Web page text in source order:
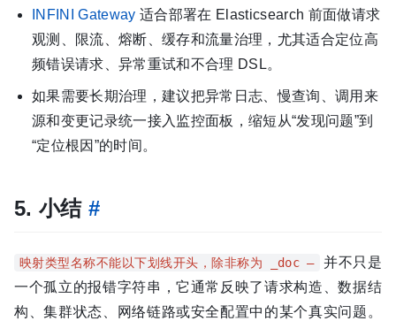
INFINI Gateway 适合部署在 Elasticsearch 前面做请求
观测、限流、熔断、缓存和流量治理，尤其适合定位高
频错误请求、异常重试和不合理 DSL。
如果需要长期治理，建议把异常日志、慢查询、调用来
源和变更记录统一接入监控面板，缩短从“发现问题”到
“定位根因”的时间。
5. 小结 #
映射类型名称不能以下划线开头，除非称为 _doc —
并不只是
一个孤立的报错字符串，它通常反映了请求构造、数据结
构、集群状态、网络链路或安全配置中的某个真实问题。